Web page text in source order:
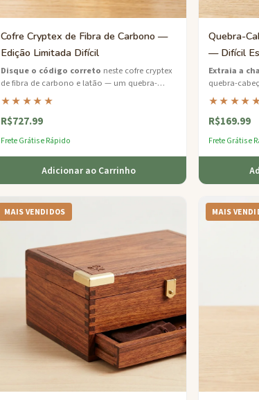
Cofre Cryptex de Fibra de Carbono —
Edição Limitada Difícil
Disque o código correto neste cofre cryptex
de fibra de carbono e latão — um quebra-
cabeça de luxo em edição limitada que
guarda seus segredos com estilo.
★★★★★
R$727.99
Frete Grátis e Rápido
Adicionar ao Carrinho
Quebra-
— Difícil
Extraia a
quebra-
forma
R$169.99
Frete Grátis e
MAIS VENDIDOS MAIS